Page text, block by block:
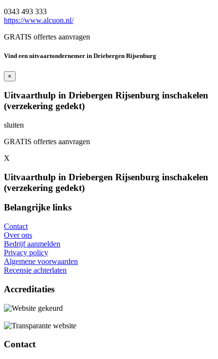
0343 493 333
https://www.alcuon.nl/
GRATIS offertes aanvragen
Vind een uitvaartondernemer in Driebergen Rijsenburg
×
Uitvaarthulp in Driebergen Rijsenburg inschakelen
(verzekering gedekt)
sluiten
GRATIS offertes aanvragen
X
Uitvaarthulp in Driebergen Rijsenburg inschakelen
(verzekering gedekt)
Belangrijke links
Contact
Over ons
Bedrijf aanmelden
Privacy policy
Algemene voorwaarden
Recensie achterlaten
Accreditaties
Contact